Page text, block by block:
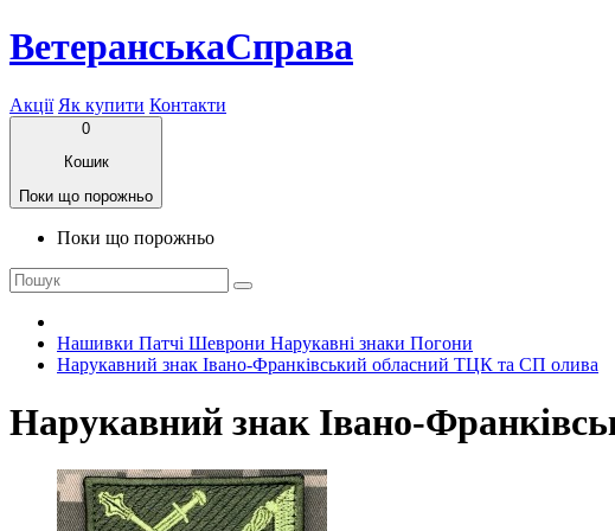
ВетеранськаСправа
Акції Як купити Контакти
0
Кошик
Поки що порожньо
Поки що порожньо
Нашивки Патчі Шеврони Нарукавні знаки Погони
Нарукавний знак Івано-Франківський обласний ТЦК та СП олива
Нарукавний знак Івано-